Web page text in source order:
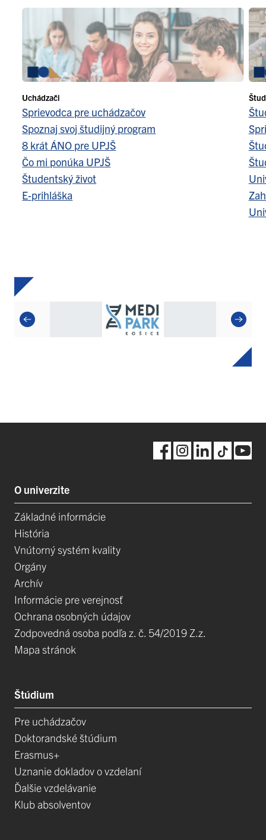
Uchádzači
Sprievodca pre uchádzačov
Spoznaj svoj študijný program
8 krát ÁNO pre UPJŠ
Čo mi ponúka UPJŠ
Študentský život
E-prihláška
O univerzite
Základné informácie
História
Vnútorný systém kvality
Orgány
Archív
Informácie pre verejnosť
Ochrana osobných údajov
Zodpovedná osoba podľa z. č. 54/2019 Z.z.
Mapa stránok
Štúdium
Pre uchádzačov
Doktorandské štúdium
Erasmus+
Uznanie dokladov o vzdelaní
Ďalšie vzdelávanie
Klub absolventov